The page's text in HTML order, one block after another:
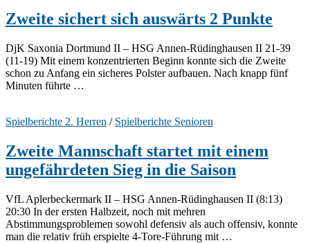
Zweite sichert sich auswärts 2 Punkte
DjK Saxonia Dortmund II – HSG Annen-Rüdinghausen II 21-39
(11-19) Mit einem konzentrierten Beginn konnte sich die Zweite
schon zu Anfang ein sicheres Polster aufbauen. Nach knapp fünf
Minuten führte …
Spielberichte 2. Herren / Spielberichte Senioren
Zweite Mannschaft startet mit einem
ungefährdeten Sieg in die Saison
VfL Aplerbeckermark II – HSG Annen-Rüdinghausen II (8:13)
20:30 In der ersten Halbzeit, noch mit mehren
Abstimmungsproblemen sowohl defensiv als auch offensiv, konnte
man die relativ früh erspielte 4-Tore-Führung mit …